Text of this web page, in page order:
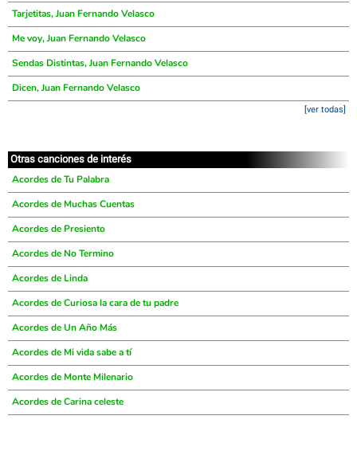
Tarjetitas, Juan Fernando Velasco
Me voy, Juan Fernando Velasco
Sendas Distintas, Juan Fernando Velasco
Dicen, Juan Fernando Velasco
[ver todas]
Otras canciones de interés
Acordes de Tu Palabra
Acordes de Muchas Cuentas
Acordes de Presiento
Acordes de No Termino
Acordes de Linda
Acordes de Curiosa la cara de tu padre
Acordes de Un Año Más
Acordes de Mi vida sabe a tí
Acordes de Monte Milenario
Acordes de Carina celeste